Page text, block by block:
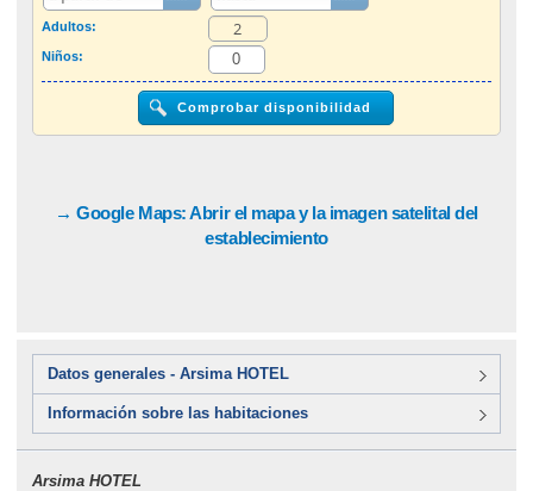
Oferta de última hora + Oferta global
otro país
Adultos:
Niños:
→ Google Maps: Abrir el mapa y la imagen satelital del
establecimiento
Datos generales - Arsima HOTEL
Información sobre las habitaciones
Arsima HOTEL